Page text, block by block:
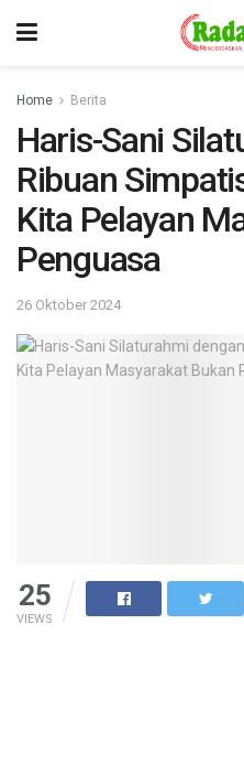
Home Berita
Haris-Sani
Ribuan
Kita Pelayan
Penguasa
26 Oktober 2024
25
VIEWS